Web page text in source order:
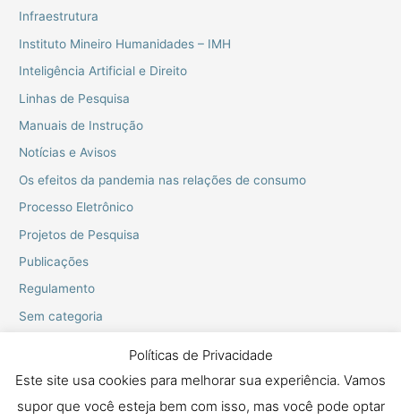
Infraestrutura
Instituto Mineiro Humanidades – IMH
Inteligência Artificial e Direito
Linhas de Pesquisa
Manuais de Instrução
Notícias e Avisos
Os efeitos da pandemia nas relações de consumo
Processo Eletrônico
Projetos de Pesquisa
Publicações
Regulamento
Sem categoria
Copyright © 2026 Mestrado e Doutorado em Proteção dos Direitos
Políticas de Privacidade
Este site usa cookies para melhorar sua experiência. Vamos
supor que você esteja bem com isso, mas você pode optar